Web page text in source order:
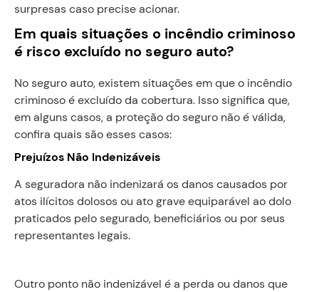
surpresas caso precise acionar.
Em quais situações o incêndio criminoso
é risco excluído no seguro auto?
No seguro auto, existem situações em que o incêndio
criminoso é excluído da cobertura. Isso significa que,
em alguns casos, a proteção do seguro não é válida,
confira quais são esses casos:
Prejuízos Não Indenizáveis
A seguradora não indenizará os danos causados por
atos ilícitos dolosos ou ato grave equiparável ao dolo
praticados pelo segurado, beneficiários ou por seus
representantes legais.
Outro ponto não indenizável é a perda ou danos que